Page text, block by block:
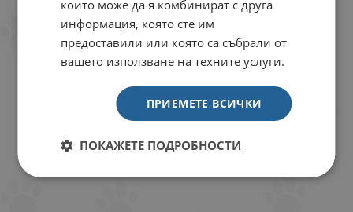
които може да я комбинират с друга
информация, която сте им
предоставили или която са събрали от
вашето използване на техните услуги.
ПРИЕМЕТЕ ВСИЧКИ
ПОКАЖЕТЕ ПОДРОБНОСТИ